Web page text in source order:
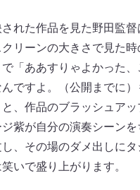
れた作品を見た野田監
リーンの大きさで見た
「ああすりゃよかった
ですよ。（公開までに）
と、作品のブラッシュア
紫が自分の演奏シーン
、その場のダメ出しにタ
いで盛り上がります。